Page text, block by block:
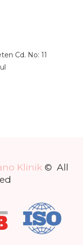
Cd. No: 11
Klinik© All